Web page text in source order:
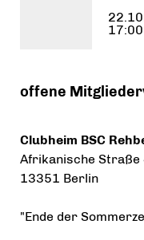
offene
Clubheim BSC
Afrikanische Straße
13351 Berlin
"Ende der